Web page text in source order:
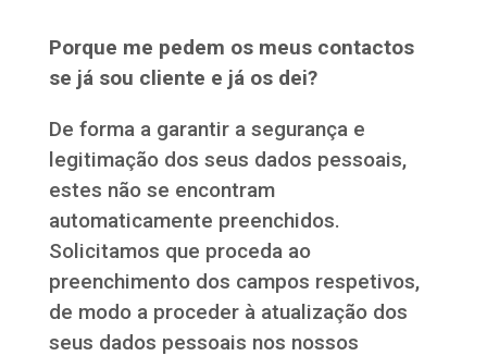
Porque me pedem os meus contactos
se já sou cliente e já os dei?
De forma a garantir a segurança e
legitimação dos seus dados pessoais,
estes não se encontram
automaticamente preenchidos.
Solicitamos que proceda ao
preenchimento dos campos respetivos,
de modo a proceder à atualização dos
seus dados pessoais nos nossos